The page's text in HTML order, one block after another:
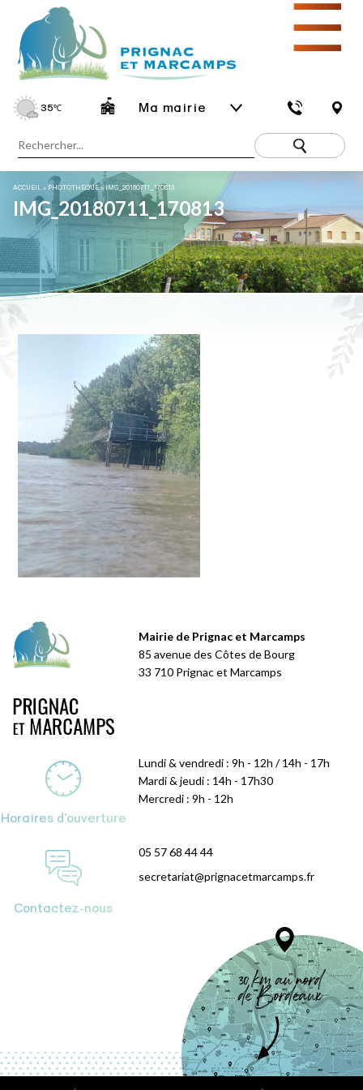
35℃ Ma mairie
☰
ACCUEIL » PHOTOTHÈQUE»IMG_20180711_170813
IMG_20180711_170813
Mairie de Prignac et Marcamps
85 avenue des Côtes de Bourg
33 710 Prignac et Marcamps
Horaires d'ouverture
Lundi & vendredi : 9h - 12h / 14h - 17h
Mardi & jeudi : 14h - 17h30
Mercredi : 9h - 12h
Contactez-nous
05 57 68 44 44
secretariat@prignacetmarcamps.fr